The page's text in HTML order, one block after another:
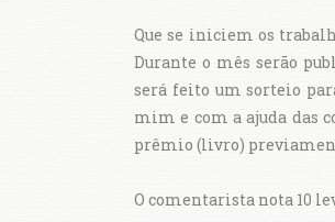
Que se iniciem os
Durante o mês serão
será feito um sorteio
mim e com a ajuda das
prêmio (livro)
O comentarista nota 10